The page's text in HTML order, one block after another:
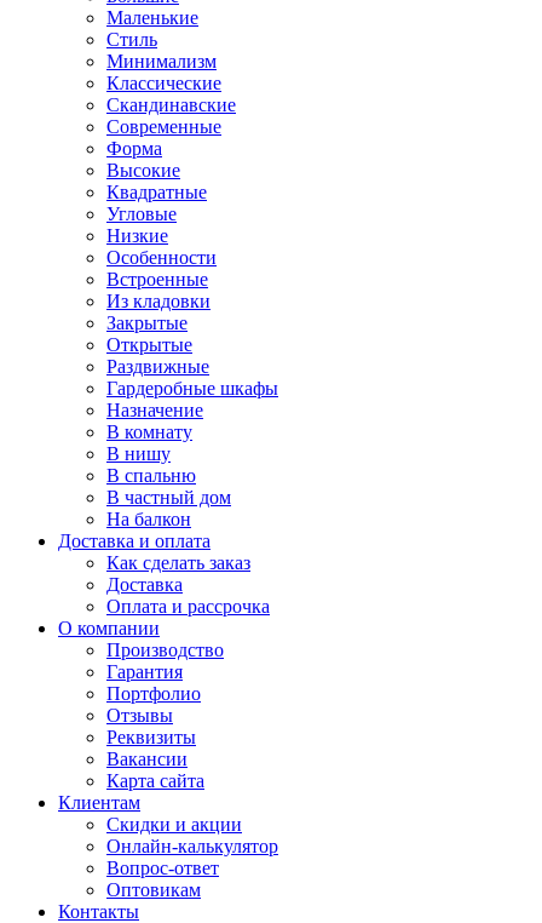
Маленькие
Стиль
Минимализм
Классические
Скандинавские
Современные
Форма
Высокие
Квадратные
Угловые
Низкие
Особенности
Встроенные
Из кладовки
Закрытые
Открытые
Раздвижные
Гардеробные шкафы
Назначение
В комнату
В нишу
В спальню
В частный дом
На балкон
Доставка и оплата
Как сделать заказ
Доставка
Оплата и рассрочка
О компании
Производство
Гарантия
Портфолио
Отзывы
Реквизиты
Вакансии
Карта сайта
Клиентам
Скидки и акции
Онлайн-калькулятор
Вопрос-ответ
Оптовикам
Контакты